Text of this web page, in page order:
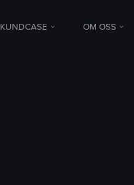
KUNDCASE OM OSS